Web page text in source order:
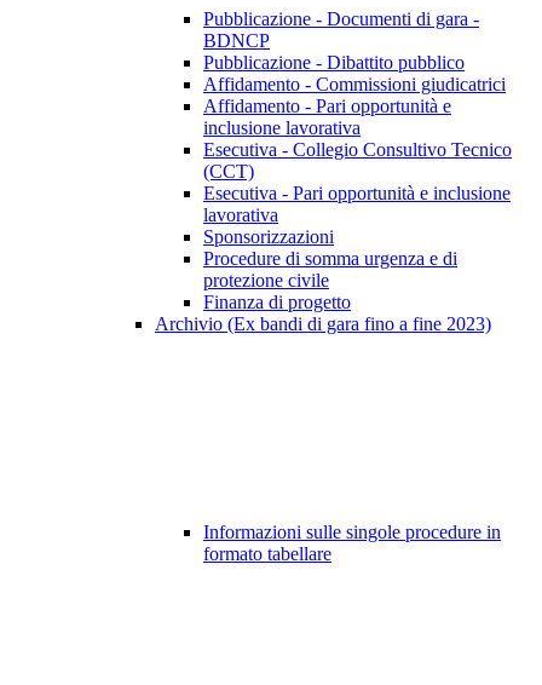
Pubblicazione - Documenti di gara -
BDNCP
Pubblicazione - Dibattito pubblico
Affidamento - Commissioni giudicatrici
Affidamento - Pari opportunità e
inclusione lavorativa
Esecutiva - Collegio Consultivo Tecnico
(CCT)
Esecutiva - Pari opportunità e inclusione
lavorativa
Sponsorizzazioni
Procedure di somma urgenza e di
protezione civile
Finanza di progetto
Archivio (Ex bandi di gara fino a fine 2023)
Informazioni sulle singole procedure in
formato tabellare